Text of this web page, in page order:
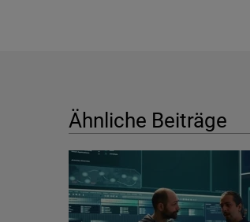
Ähnliche Beiträge